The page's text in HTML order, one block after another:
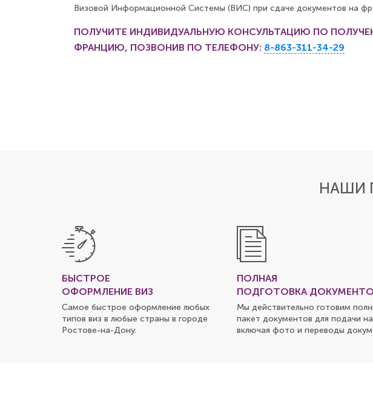
Визовой Информационной Системы (ВИС) при сдаче документов на
ПОЛУЧИТЕ ИНДИВИДУАЛЬНУЮ КОНСУЛЬТАЦИЮ ПО
ФРАНЦИЮ, ПОЗВОНИВ ПО ТЕЛЕФОНУ: 8-863-311-34-29
НАШИ
БЫСТРОЕ
ОФОРМЛЕНИЕ ВИЗ
Самое быстрое оформление любых
типов виз в любые страны в городе
Ростове-на-Дону.
ПОЛНАЯ
ПОДГОТОВКА
Мы действительно готовим
пакет документов для подачи на
включая фото и переводы